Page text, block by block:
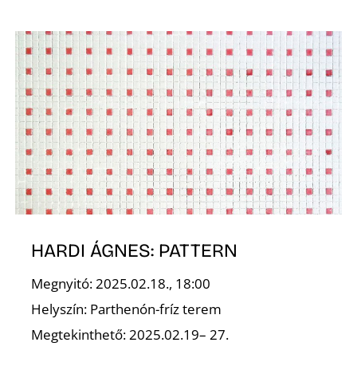
HARDI ÁGNES: PATTERN
Megnyitó: 2025.02.18., 18:00
Helyszín: Parthenón-fríz terem
Megtekinthető: 2025.02.19– 27.